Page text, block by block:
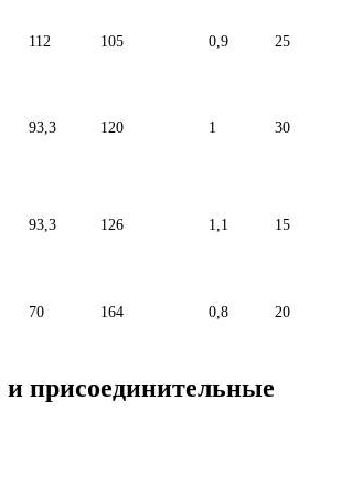
112 105 0,9 25
93,3 120 1 30
93,3 126 1,1 15
70 164 0,8 20
присоединительные